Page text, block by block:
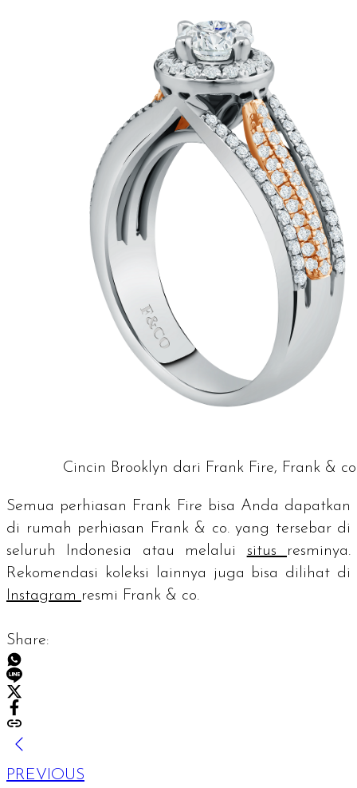
Cincin Brooklyn dari Frank Fire, Frank &
Semua perhiasan Frank Fire bisa Anda dapatkan
di rumah perhiasan Frank & co. yang tersebar di
seluruh Indonesia atau melalui situs resminya.
Rekomendasi koleksi lainnya juga bisa dilihat di
Instagram resmi Frank & co.
Share:
PREVIOUS